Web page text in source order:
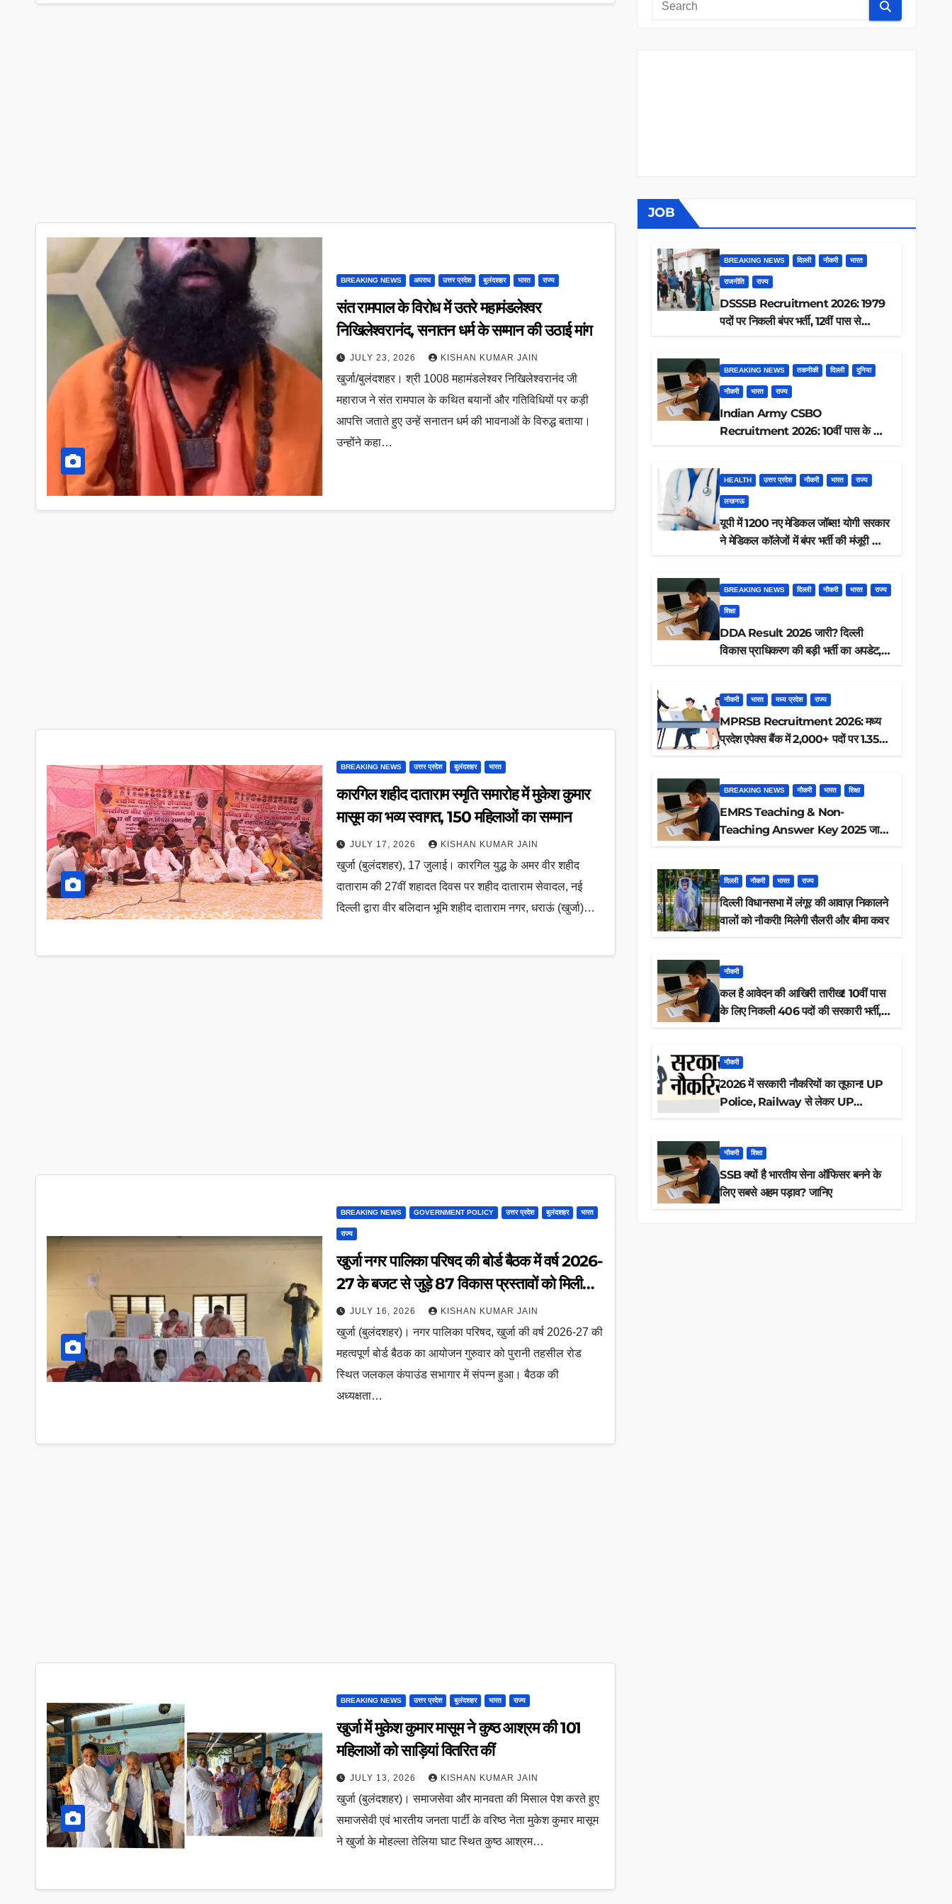
BREAKING NEWS अपराध उत्तर प्रदेश बुलंदशहर भारत राज्य
संत रामपाल के विरोध में उतरे महामंडलेश्वर
निखिलेश्वरानंद, सनातन धर्म के सम्मान की उठाई मांग
JULY 23, 2026 KISHAN KUMAR JAIN
खुर्जा/बुलंदशहर। श्री 1008 महामंडलेश्वर निखिलेश्वरानंद जी
महाराज ने संत रामपाल के कथित बयानों और गतिविधियों पर कड़ी
आपत्ति जताते हुए उन्हें सनातन धर्म की भावनाओं के विरुद्ध बताया।
उन्होंने कहा…
BREAKING NEWS उत्तर प्रदेश बुलंदशहर भारत
कारगिल शहीद दाताराम स्मृति समारोह में मुकेश कुमार
मासूम का भव्य स्वागत, 150 महिलाओं का सम्मान
JULY 17, 2026 KISHAN KUMAR JAIN
खुर्जा (बुलंदशहर), 17 जुलाई। कारगिल युद्ध के अमर वीर शहीद
दाताराम की 27वीं शहादत दिवस पर शहीद दाताराम सेवादल, नई
दिल्ली द्वारा वीर बलिदान भूमि शहीद दाताराम नगर, धराऊं (खुर्जा)…
BREAKING NEWS GOVERNMENT POLICY उत्तर प्रदेश बुलंदशहर भारत
राज्य
खुर्जा नगर पालिका परिषद की बोर्ड बैठक में वर्ष 2026-
27 के बजट से जुड़े 87 विकास प्रस्तावों को मिली
मंजूरीJULY 16, 2026 KISHAN KUMAR JAIN
खुर्जा (बुलंदशहर)। नगर पालिका परिषद, खुर्जा की वर्ष 2026-27 की
महत्वपूर्ण बोर्ड बैठक का आयोजन गुरुवार को पुरानी तहसील रोड
स्थित जलकल कंपाउंड सभागार में संपन्न हुआ। बैठक की
अध्यक्षता…
BREAKING NEWS उत्तर प्रदेश बुलंदशहर भारत राज्य
खुर्जा में मुकेश कुमार मासूम ने कुष्ठ आश्रम की 101
महिलाओं को साड़ियां वितरित कीं
JULY 13, 2026 KISHAN KUMAR JAIN
खुर्जा (बुलंदशहर)। समाजसेवा और मानवता की मिसाल पेश करते हुए
समाजसेवी एवं भारतीय जनता पार्टी के वरिष्ठ नेता मुकेश कुमार मासूम
ने खुर्जा के मोहल्ला तेलिया घाट स्थित कुष्ठ आश्रम…
JOB
BREAKING NEWS दिल्ली नौकरी भारत
राजनीति राज्य
DSSSB Recruitment 2026: 1979
पदों पर निकली बंपर भर्ती, 12वीं पास से
BREAKING NEWS तकनीकी दिल्ली दुनिया
नौकरी भारत राज्य
Indian Army CSBO
Recruitment 2026: 10वीं पास के लिए
HEALTH उत्तर प्रदेश नौकरी भारत राज्य
लखनऊ
यूपी में 1200 नए मेडिकल जॉब्स! योगी सरकार
ने मेडिकल कॉलेजों में बंपर भर्ती की मंजूरी —
BREAKING NEWS दिल्ली नौकरी भारत राज्य
शिक्षा
DDA Result 2026 जारी? दिल्ली
विकास प्राधिकरण की बड़ी भर्ती का अपडेट,
नौकरी भारत मध्य प्रदेश राज्य
MPRSB Recruitment 2026: मध्य
प्रदेश एपेक्स बैंक में 2,000+ पदों पर 1.35
BREAKING NEWS नौकरी भारत शिक्षा
EMRS Teaching & Non-
Teaching Answer Key 2025 जारी,
दिल्ली नौकरी भारत राज्य
दिल्ली विधानसभा में लंगूर की आवाज़ निकालने
वालों को नौकरी! मिलेगी सैलरी और बीमा कवर
नौकरी
कल है आवेदन की आखिरी तारीख! 10वीं पास
के लिए निकली 406 पदों की सरकारी भर्ती,
नौकरी
2026 में सरकारी नौकरियों का तूफान! UP
Police, Railway से लेकर UP
नौकरी शिक्षा
SSB क्यों है भारतीय सेना ऑफिसर बनने के
लिए सबसे अहम पड़ाव? जानिए